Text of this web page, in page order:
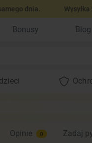
dnia. Wysyłka
Bonusy Blog
Opinie 0 Zadaj